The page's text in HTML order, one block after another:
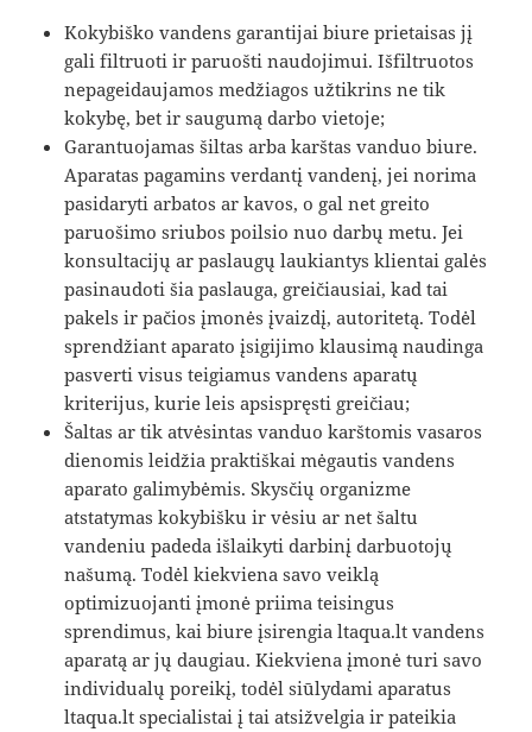
Kokybiško vandens garantijai biure prietaisas jį
gali filtruoti ir paruošti naudojimui. Išfiltruotos
nepageidaujamos medžiagos užtikrins ne tik
kokybę, bet ir saugumą darbo vietoje;
Garantuojamas šiltas arba karštas vanduo biure.
Aparatas pagamins verdantį vandenį, jei norima
pasidaryti arbatos ar kavos, o gal net greito
paruošimo sriubos poilsio nuo darbų metu. Jei
konsultacijų ar paslaugų laukiantys klientai galės
pasinaudoti šia paslauga, greičiausiai, kad tai
pakels ir pačios įmonės įvaizdį, autoritetą. Todėl
sprendžiant aparato įsigijimo klausimą naudinga
pasverti visus teigiamus vandens aparatų
kriterijus, kurie leis apsispręsti greičiau;
Šaltas ar tik atvėsintas vanduo karštomis vasaros
dienomis leidžia praktiškai mėgautis vandens
aparato galimybėmis. Skysčių organizme
atstatymas kokybišku ir vėsiu ar net šaltu
vandeniu padeda išlaikyti darbinį darbuotojų
našumą. Todėl kiekviena savo veiklą
optimizuojanti įmonė priima teisingus
sprendimus, kai biure įsirengia ltaqua.lt vandens
aparatą ar jų daugiau. Kiekviena įmonė turi savo
individualų poreikį, todėl siūlydami aparatus
ltaqua.lt specialistai į tai atsižvelgia ir pateikia